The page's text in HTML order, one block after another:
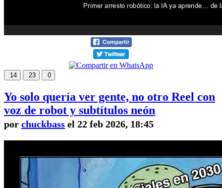
14 23 0
Yo solo quería ver gente, no otro Reel con
voz de robot y subtítulos neón
por chuckbass el 22 feb 2026, 18:45